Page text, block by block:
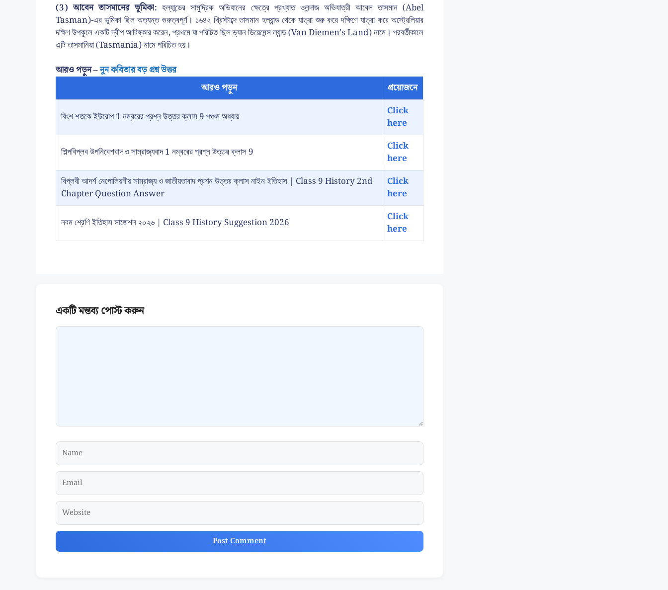
(3) আবেন তাসমানের ভূমিকা:হল্যান্ডের সামুদ্রিক অভিযানের ক্ষেত্রে প্রখ্যাত ওলন্দাজ অভিযাত্রী আবেল তাসমান (Abel
Tasman)-এর ভূমিকা ছিল অত্যন্ত গুরুত্বপূর্ণ। ১৬৪২ খ্রিস্টাব্দে তাসমান হল্যান্ড থেকে যাত্রা শুরু করে দক্ষিণে যাত্রা করে অস্ট্রেলিয়ার
দক্ষিণ উপকূলে একটি দ্বীপ আবিষ্কার করেন, প্রথমে যা পরিচিত ছিল ভ্যান ডিয়েমেন্স ল্যান্ড (Van Diemen’s Land) নামে। পরবর্তীকালে
এটি তাসমানিয়া (Tasmania) নামে পরিচিত হয়।
আরও পড়ুন –নুন কবিতার বড় প্রশ্ন উত্তর
আরও পড়ুন
প্রয়োজনে
বিংশ শতকে ইউরোপ 1 নম্বরের প্রশ্ন উত্তর ক্লাস 9 পঞ্চম অধ্যায়
Click
here
শিল্পবিপ্লব উপনিবেশবাদ ও সাম্রাজ্যবাদ 1 নম্বরের প্রশ্ন উত্তর ক্লাস 9
Click
here
বিপ্লবী আদর্শ নেপোলিয়নীয় সাম্রাজ্য ও জাতীয়তাবাদ প্রশ্ন উত্তর ক্লাস নাইন ইতিহাস | Class 9 History 2nd
Chapter Question Answer
Click
here
নবম শ্রেণি ইতিহাস সাজেশন ২০২৬ | Class 9 History Suggestion 2026
Click
here
Comment
Name
Email
Website